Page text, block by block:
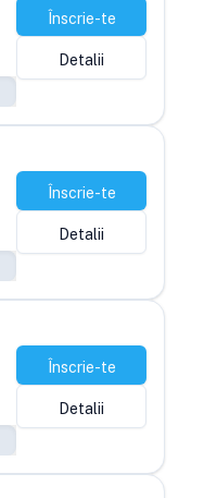
Înscrie-te
Detalii
Înscrie-te
Detalii
Înscrie-te
Detalii